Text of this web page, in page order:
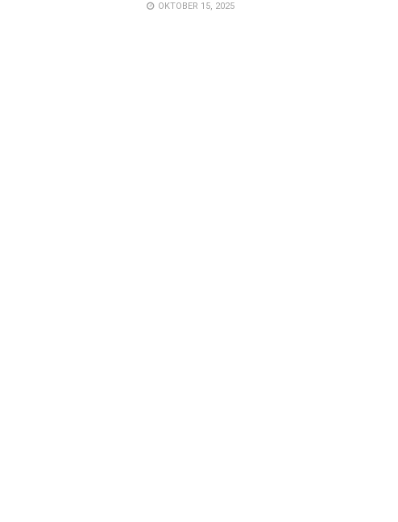
OKTOBER 15, 2025